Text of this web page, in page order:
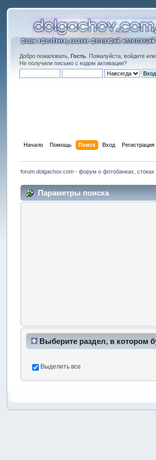
Добро пожаловать,Гость . Пожалуйста,войдите
Не получилиписьмо с кодом активации?
Начало Помощь Поиск Вход Регистрация
forum.dolgachov.com - форум о фотобанках,
Параметры поиска
Выберите раздел, в котором
Выделить все